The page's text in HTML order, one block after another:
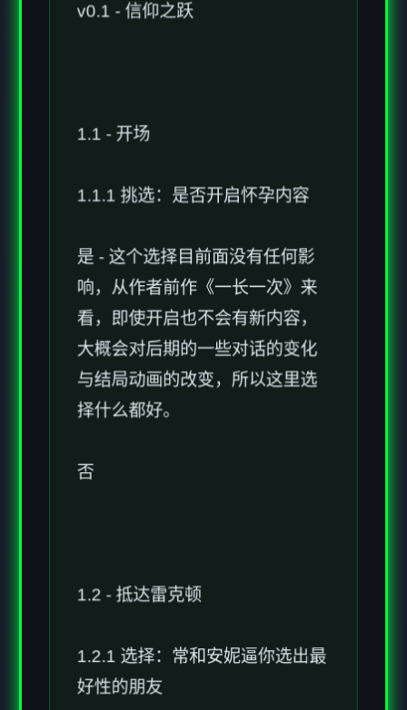
1.1.1 挑选：是否开启怀孕内容
是 - 这个选择目前面没有任何影
看，即使开启也不会有新内容，
大概会对后期的一些对话的变化
与结局动画的改变，所以这里选
择什么都好。
否
1.2.1 选择：常和安妮逼你选出最
常